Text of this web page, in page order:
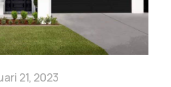
21, 2023